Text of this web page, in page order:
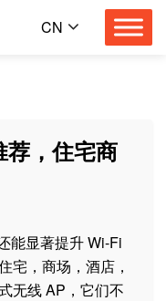
CN
，住宅商
能显著提升 Wi-Fi
宅，商场，酒店，
无线 AP，它们不